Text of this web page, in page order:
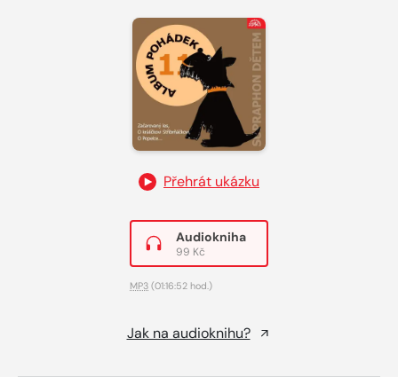
Přehrát ukázku
Audiokniha
99 Kč
MP3 (01:16:52 hod.)
Jak na audioknihu?